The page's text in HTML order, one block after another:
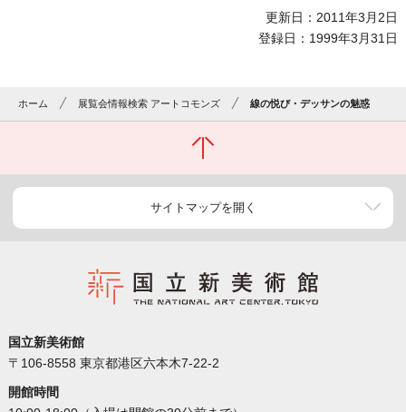
更新日：2011年3月2日
登録日：1999年3月31日
ホーム 展覧会情報検索 アートコモンズ 線の悦び・デッサンの魅惑
サイトマップを開く
国立新美術館
〒106-8558 東京都港区六本木7-22-2
開館時間